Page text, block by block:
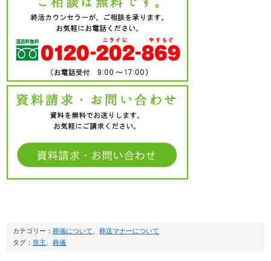
カテゴリー：葬儀について 、葬送マナーについて
タグ：喪主 、葬儀